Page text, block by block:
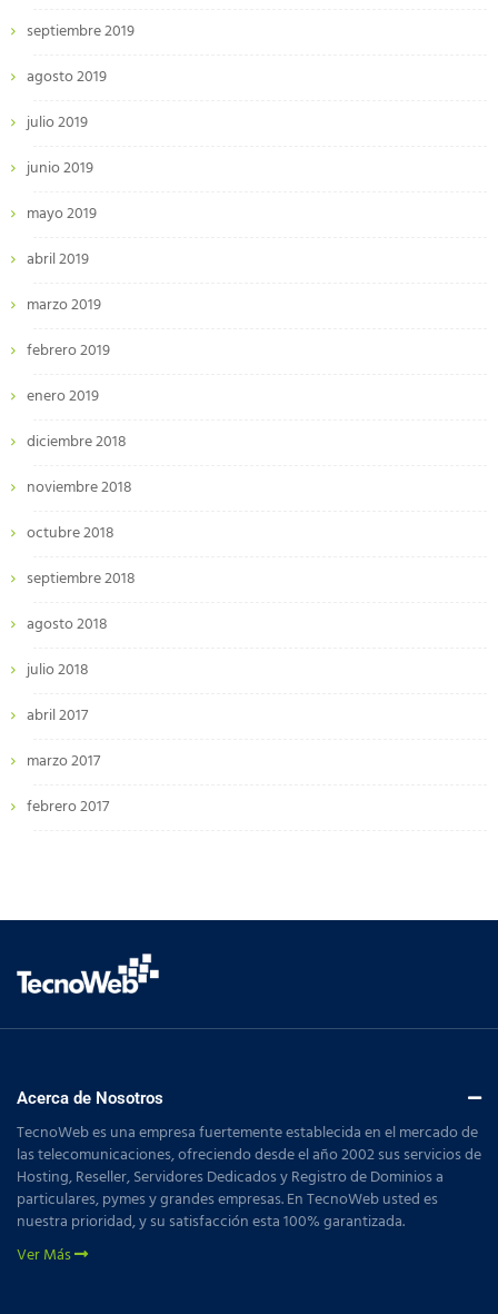
septiembre 2019
agosto 2019
julio 2019
junio 2019
mayo 2019
abril 2019
marzo 2019
febrero 2019
enero 2019
diciembre 2018
noviembre 2018
octubre 2018
septiembre 2018
agosto 2018
julio 2018
abril 2017
marzo 2017
febrero 2017
Acerca de Nosotros
TecnoWeb es una empresa fuertemente establecida en el mercado de
las telecomunicaciones, ofreciendo desde el año 2002 sus servicios de
Hosting, Reseller, Servidores Dedicados y Registro de Dominios a
particulares, pymes y grandes empresas. En TecnoWeb usted es
nuestra prioridad, y su satisfacción esta 100% garantizada.
Ver Más